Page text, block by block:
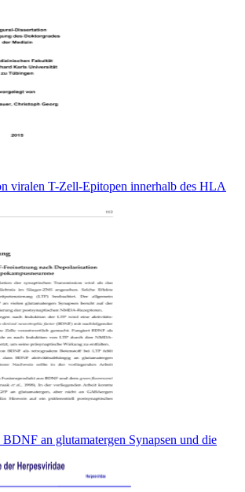
viralen T-Zell-Epitopen innerhalb des HLA
an glutamatergen Synapsen und die